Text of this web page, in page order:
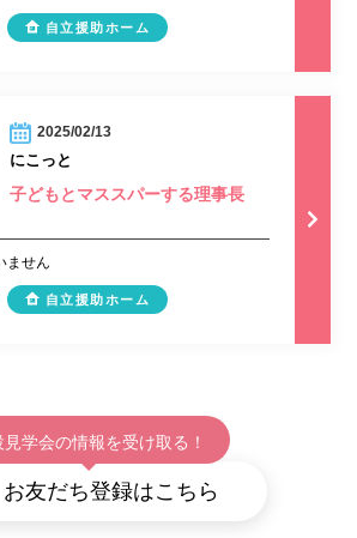
自立援助ホーム
2025/02/13
にこっと
子どもとマススパーする理事長
ません
自立援助ホーム
見学会の情報を受け取る！
お友だち登録はこちら